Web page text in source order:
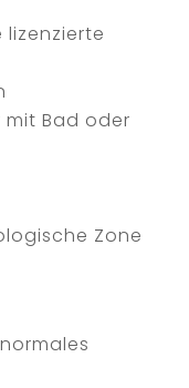
mit Bad oder
Zone